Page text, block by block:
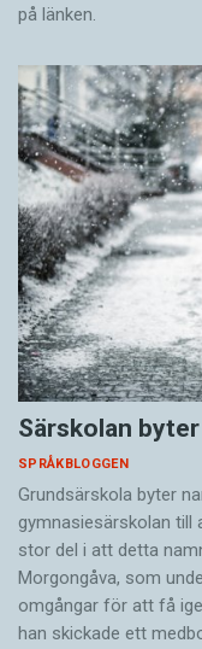
på länken.
Särskolan
SPRÅKBLOGGEN
Grundsärskola byter
gymnasiesärskolan till
stor del i att detta
Morgongåva, som
omgångar för att få
han skickade ett